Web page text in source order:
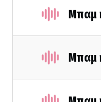
Μπαμ
Μπαμ